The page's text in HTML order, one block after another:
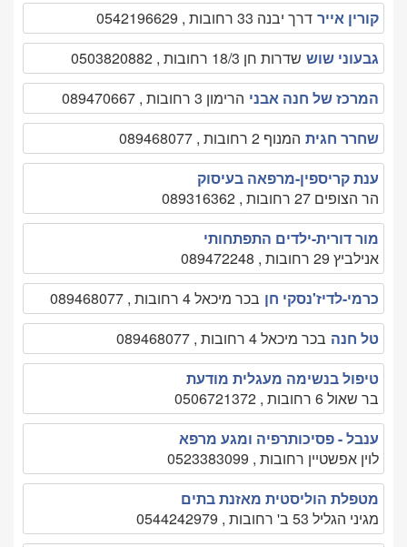
קורין אייר דרך יבנה 33 רחובות , 0542196629
גבעוני שוש שדרות חן 18/3 רחובות , 0503820882
המרכז של חנה אבני הרימון 3 רחובות , 089470667
שחרר חגית המנוף 2 רחובות , 089468077
ענת קריספין-מרפאה בעיסוק
הר הצופים 27 רחובות , 089316362
מור דורית-ילדים התפתחותי
אנילביץ 29 רחובות , 089472248
כרמי-לדיז'נסקי חן בכר מיכאל 4 רחובות , 089468077
טל חנה בכר מיכאל 4 רחובות , 089468077
טיפול בנשימה מעגלית מודעת
בר שאול 6 רחובות , 0506721372
ענבל - פסיכותרפיה ומגע מרפא
לוין אפשטיין רחובות , 0523383099
מטפלת הוליסטית מאזנת בתים
מגיני הגליל 53 ב' רחובות , 0544242979